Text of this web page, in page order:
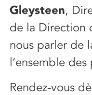
Gleysteen,
de la Direction
nous parler de
l’ensemble
Rendez-vous